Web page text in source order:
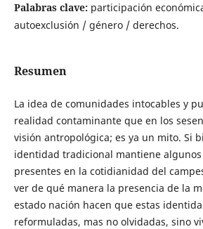
Palabras clave: participación
autoexclusión / género / derechos.
Resumen
La idea de comunidades intocables y
realidad contaminante que en los
visión antropológica; es ya un mito. Si
identidad tradicional mantiene algunos
presentes en la cotidianidad del
ver de qué manera la presencia de la
estado nación hacen que estas
reformuladas, mas no olvidadas, sino